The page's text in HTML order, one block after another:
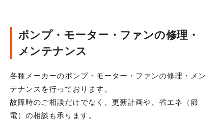
ポンプ・モーター・ファンの修理・
メンテナンス
各種メーカーのポンプ・モーター・ファンの修理・メン
テナンスを行っております。
故障時のご相談だけでなく、更新計画や、省エネ（節
電）の相談も承ります。